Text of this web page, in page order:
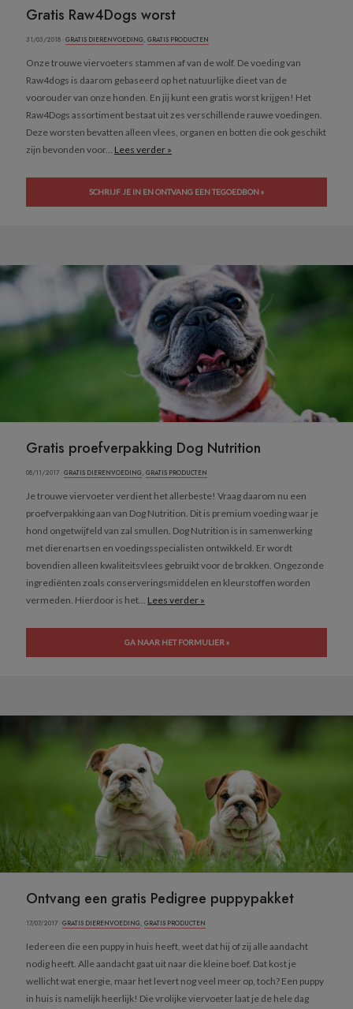
Gratis Raw4Dogs worst
31/03/2018 ·GRATIS DIERENVOEDING, GRATIS PRODUCTEN
Onze trouwe viervoeters stammen af van de wolf. De voeding van
Raw4dogs is daarom gebaseerd op het natuurlijke dieet van de
voorouder van onze honden. En jij kunt een gratis worst krijgen! Het
Raw4Dogs assortiment bestaat uit zes verschillende rauwe voedingen.
Deze worsten bevatten alleen vlees, organen en botten die ook geschikt
zijn bevonden voor... Lees verder »
SCHRIJF JE IN EN ONTVANG EEN TEGOEDBON »
Gratis proefverpakking Dog Nutrition
08/11/2017 ·GRATIS DIERENVOEDING, GRATIS PRODUCTEN
Je trouwe viervoeter verdient het allerbeste! Vraag daarom nu een
proefverpakking aan van Dog Nutrition. Dit is premium voeding waar je
hond ongetwijfeld van zal smullen. Dog Nutrition is in samenwerking
met dierenartsen en voedingsspecialisten ontwikkeld. Er wordt
bovendien alleen kwaliteitsvlees gebruikt voor de brokken. Ongezonde
ingrediënten zoals conserveringsmiddelen en kleurstoffen worden
vermeden. Hierdoor is het... Lees verder »
GA NAAR HET FORMULIER »
Ontvang een gratis Pedigree puppypakket
17/07/2017 ·GRATIS DIERENVOEDING, GRATIS PRODUCTEN
Iedereen die een puppy in huis heeft, weet dat hij of zij alle aandacht
nodig heeft. Alle aandacht gaat uit naar die kleine boef. Dat kost je
wellicht wat energie, maar het levert nog veel meer op, toch? Een puppy
in huis is namelijk heerlijk! Die vrolijke viervoeter laat je de hele dag